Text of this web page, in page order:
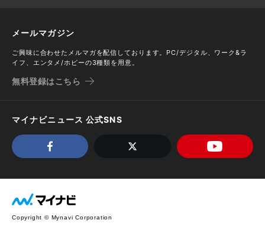
メールマガジン
ご興味に合わせたメルマガを配信しております。PC/デジタル、ワーク&ラ
イフ、エンタメ/ホビーの3種類を用意。
無料登録はこちら
マイナビニュース 公式SNS
Copyright © Mynavi Corporation